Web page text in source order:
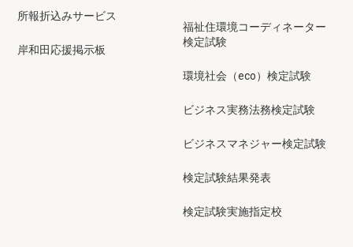
所報折込みサービス
岸和田応援掲示板
福祉住環境コーディネーター
検定試験
環境社会（eco）検定試験
ビジネス実務法務検定試験
ビジネスマネジャー検定試験
検定試験結果発表
検定試験実施指定校